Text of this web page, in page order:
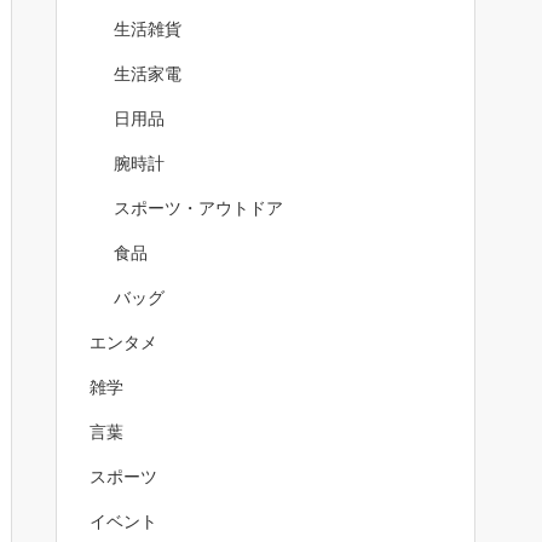
生活雑貨
生活家電
日用品
腕時計
スポーツ・アウトドア
食品
バッグ
エンタメ
雑学
言葉
スポーツ
イベント